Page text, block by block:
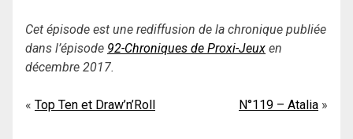
Cet épisode est une rediffusion de la chronique publiée
dans l’épisode 92-Chroniques de Proxi-Jeux en
décembre 2017.
Navigation
Top Ten et Draw’n’Roll N°119 – Atalia